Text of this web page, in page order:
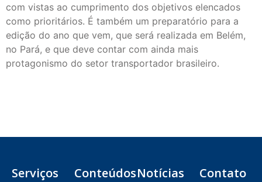
com vistas ao cumprimento dos objetivos elencados
como prioritários. É também um preparatório para a
edição do ano que vem, que será realizada em Belém,
no Pará, e que deve contar com ainda mais
protagonismo do setor transportador brasileiro.
Serviços ConteúdosNotícias Contato